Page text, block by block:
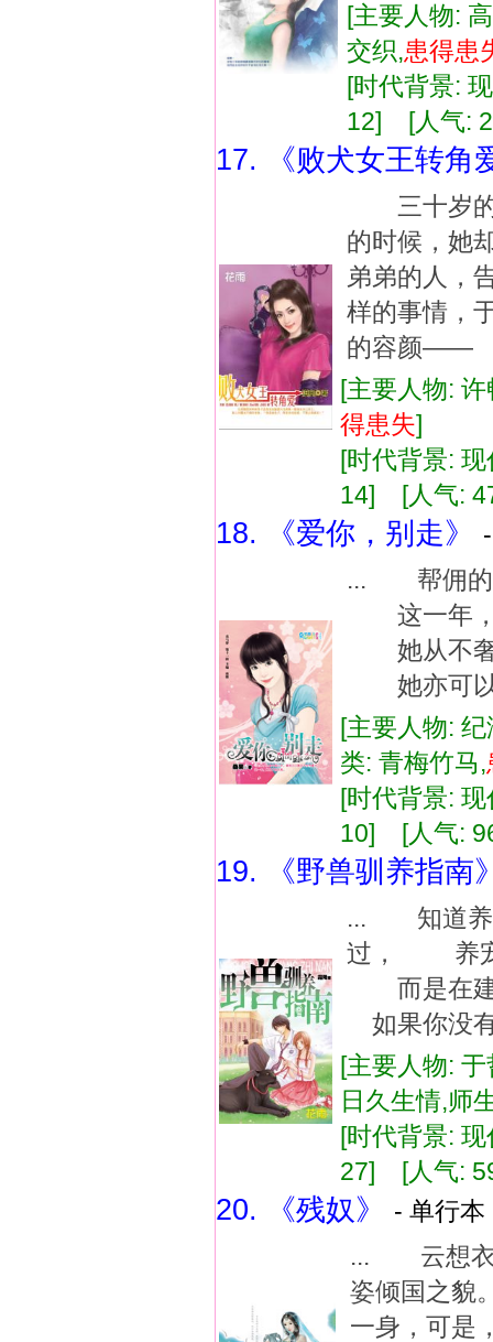
[主要人物:
交织,患得患
[时代背景:
12] [人气:
17. 《败犬女王转角
三十岁的
的时候，她
弟弟的人
样的事情，
的容颜——
[主要人物:
得患失]
[时代背景:
14] [人气:
18. 《爱你，别走》
... 帮佣的
这一年，
她从不奢
她亦可
[主要人物:
类: 青梅竹马,
[时代背景:
10] [人气:
19. 《野兽驯养指南
... 知道养
过， 养宠
而是在
如果你没
[主要人物:
日久生情,
[时代背景:
27] [人气:
20. 《残奴》
- 单行
... 云想衣
姿倾国之
一身，可